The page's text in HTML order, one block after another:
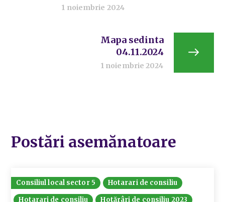
1 noiembrie 2024
Mapa sedinta
04.11.2024
1 noiembrie 2024
Postări asemănatoare
Consiliul local sector 5
Hotarari de consiliu
Hotarari de consiliu
Hotărâri de consiliu 2023